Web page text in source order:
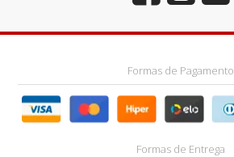
Formas de Pagamento
Formas de Entrega